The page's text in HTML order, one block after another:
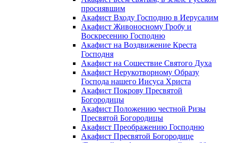
просиявшим
Акафист Входу Господню в Иерусалим
Акафист Живоносному Гробу и
Воскресению Господню
Акафист на Воздвижение Креста
Господня
Акафист на Сошествие Святого Духа
Акафист Нерукотворному Образу
Господа нашего Иисуса Христа
Акафист Покрову Пресвятой
Богородицы
Акафист Положению честной Ризы
Пресвятой Богородицы
Акафист Преображению Господню
Акафист Пресвятой Богородице